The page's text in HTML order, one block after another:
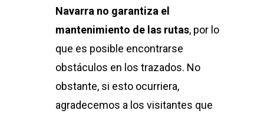
Navarra no garantiza el
mantenimiento de las rutas, por lo
que es posible encontrarse
obstáculos en los trazados. No
obstante, si esto ocurriera,
agradecemos a los visitantes que